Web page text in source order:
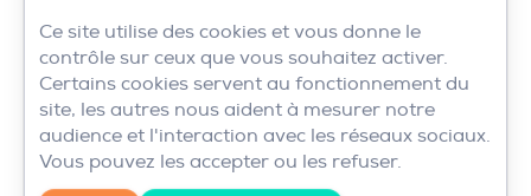
Ce site utilise des cookies et vous donne le
contrôle sur ceux que vous souhaitez activer.
Certains cookies servent au fonctionnement du
site, les autres nous aident à mesurer notre
audience et l'interaction avec les réseaux sociaux.
Vous pouvez les accepter ou les refuser.